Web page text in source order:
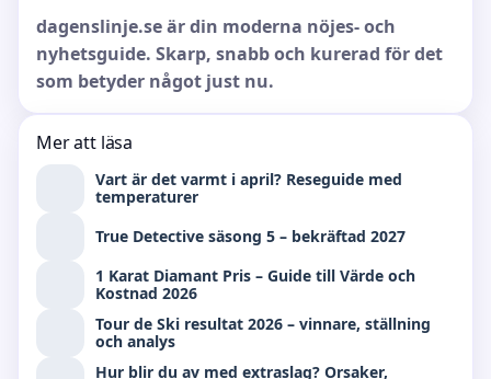
dagenslinje.se är din moderna nöjes- och
nyhetsguide. Skarp, snabb och kurerad för det
som betyder något just nu.
Mer att läsa
Vart är det varmt i april? Reseguide med
temperaturer
True Detective säsong 5 – bekräftad 2027
1 Karat Diamant Pris – Guide till Värde och
Kostnad 2026
Tour de Ski resultat 2026 – vinnare, ställning
och analys
Hur blir du av med extraslag? Orsaker,